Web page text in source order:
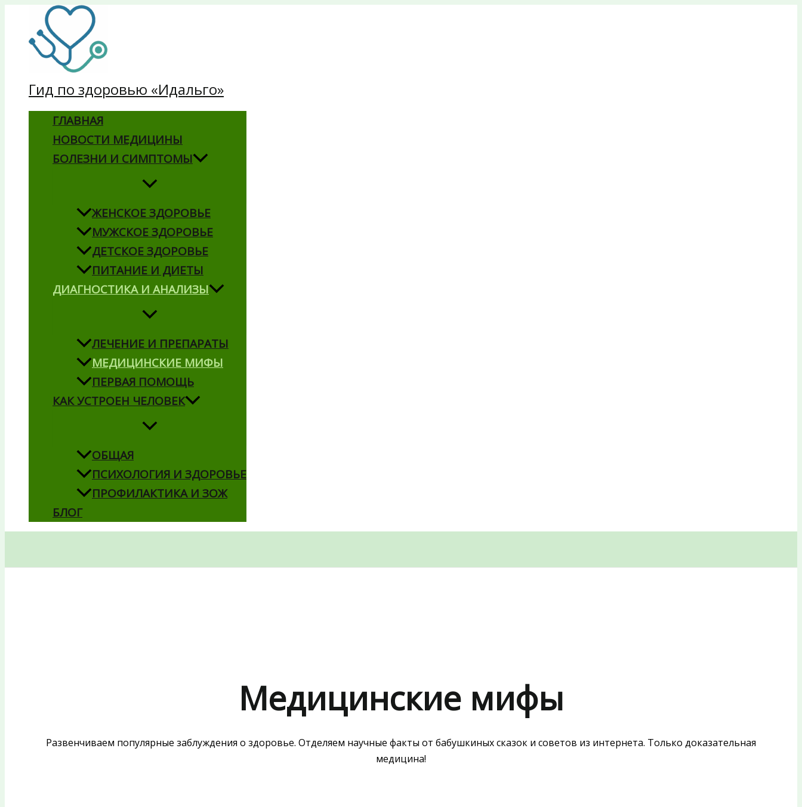
содержимому
Гид по здоровью «Идальго»
ГЛАВНАЯ
НОВОСТИ МЕДИЦИНЫ
БОЛЕЗНИ И СИМПТОМЫ
ЖЕНСКОЕ ЗДОРОВЬЕ
МУЖСКОЕ ЗДОРОВЬЕ
ДЕТСКОЕ ЗДОРОВЬЕ
ПИТАНИЕ И ДИЕТЫ
ДИАГНОСТИКА И АНАЛИЗЫ
ЛЕЧЕНИЕ И ПРЕПАРАТЫ
МЕДИЦИНСКИЕ МИФЫ
ПЕРВАЯ ПОМОЩЬ
КАК УСТРОЕН ЧЕЛОВЕК
ОБЩАЯ
ПСИХОЛОГИЯ И ЗДОРОВЬЕ
ПРОФИЛАКТИКА И ЗОЖ
БЛОГ
Медицинские мифы
Развенчиваем популярные заблуждения о здоровье. Отделяем научные факты от бабушкиных сказок и советов из интернета. Только доказательная
медицина!